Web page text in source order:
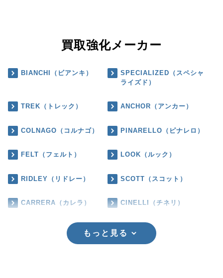
買取強化メーカー
BIANCHI（ビアンキ）
SPECIALIZED（スペシャ
ライズド）
TREK（トレック） ANCHOR（アンカー）
COLNAGO（コルナゴ） PINARELLO（ピナレロ）
FELT（フェルト） LOOK（ルック）
RIDLEY（リドレー） SCOTT（スコット）
CARRERA（カレラ） CINELLI（チネリ）
もっと見る